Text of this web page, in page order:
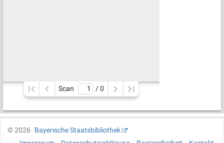
Scan / 0
©2026
Bayerische Staatsbibliothek